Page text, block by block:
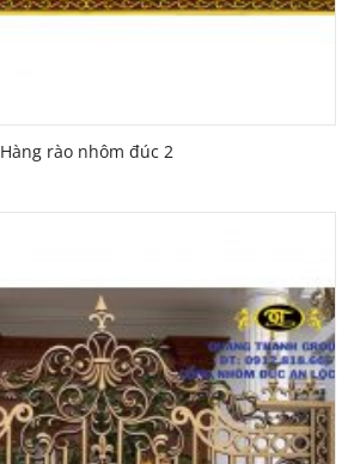
Hàng rào nhôm đúc 2